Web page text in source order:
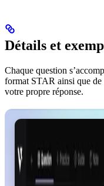
Détails et
Chaque question
format STAR ainsi que de
votre propre réponse.